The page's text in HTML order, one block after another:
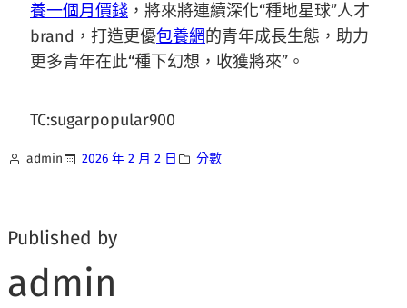
養一個月價錢 ，將來將連續深化“種地星球”人才
brand，打造更優包養網的青年成長生態，助力
更多青年在此“種下幻想，收獲將來”。
TC:sugarpopular900
admin 2026 年 2 月 2 日 分數
Published by
admin